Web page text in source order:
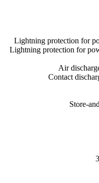
Lightning protection for
Lightning protection for
Air
Contact
Store-